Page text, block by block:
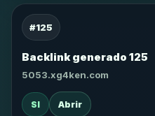
#125
Backlink generado 125
5053.xg4ken.com
SI Abrir